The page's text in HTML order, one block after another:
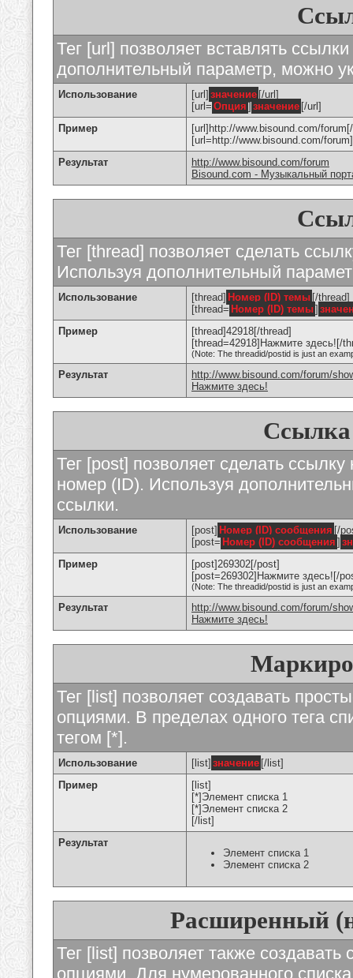
Тег [url] позволяет вставлять
дополнительный параметр, можно
Использование [url] значение [/url]
[url= Опция ] значение [/url]
Пример
[url]http://www.bisound.com/
[url=http://www.bisound.com/
Результат
http://www.bisound.com/forum
Bisound.com - Музыкальный
Тег [thread] позволяет сделать
Используя дополнительный
Использование [thread] Номер (ID) темы [/thread]
[thread= Номер (ID) темы]
Пример
[thread]42918[/thread]
[thread=42918]Нажмите здесь![/
(Note: The threadid/postid is just an
Результат
http://www.bisound.com/forum/
Нажмите здесь!
Ссылка
Тег [post] позволяет сделать
номер (ID). Используя
ссылки.
Использование [post] Номер (ID) сообщения [/
[post= Номер (ID) сообщения ]
Пример
[post]269302[/post]
[post=269302]Нажмите здесь![/
(Note: The threadid/postid is just an
Результат
http://www.bisound.com/forum/
Нажмите здесь!
Тег [list] позволяет создавать
опциями. В пределах одного тега
тегом [*].
Использование [list] значение [/list]
Пример
[list]
[*]Элемент списка 1
[*]Элемент списка 2
[/list]
Результат
Элемент списка 1
Элемент списка 2
Расширенный
Тег [list] позволяет также
опциями. Для нумерованного